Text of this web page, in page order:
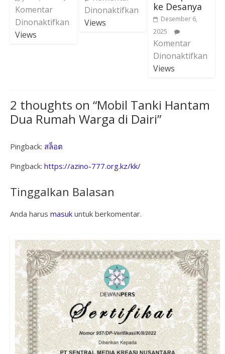
Komentar
Dinonaktifkan
Views
Dinonaktifkan
Views
ke Desanya
Desember 6,
2025
Komentar
Dinonaktifkan
Views
2 thoughts on “Mobil Tanki Hantam
Dua Rumah Warga di Dairi”
Pingback: สล็อต
Pingback: https://azino-777.org.kz/kk/
Tinggalkan Balasan
Anda harus masukuntuk berkomentar.